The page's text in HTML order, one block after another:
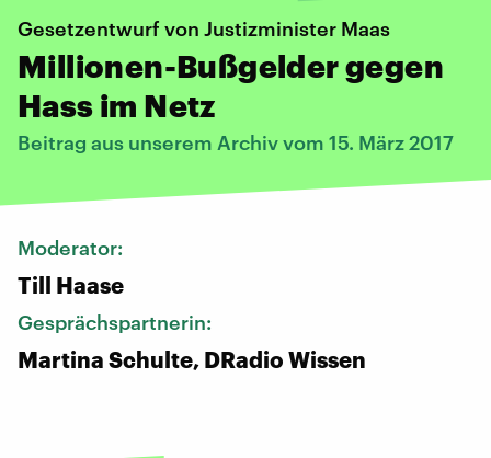
Gesetzentwurf von Justizminister Maas
Millionen-Bußgelder gegen
Hass im Netz
Beitrag aus unserem Archiv vom 15. März 2017
Moderator:
Till Haase
Gesprächspartnerin:
Martina Schulte, DRadio Wissen